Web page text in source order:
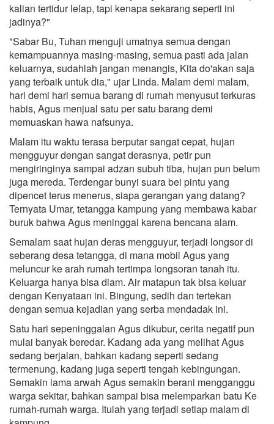
kalian tertidur lelap, tapi kenapa sekarang seperti ini
jadinya?"
"Sabar Bu, Tuhan menguji umatnya semua dengan
kemampuannya masing-masing, semua pasti ada jalan
keluarnya, sudahlah jangan menangis, Kita do'akan saja
yang terbaik untuk dia," ujar Linda. Malam demi malam,
hari demi hari semua barang di rumah menyusut terkuras
habis, Agus menjual satu per satu barang demi
memuaskan hawa nafsunya.
Malam itu waktu terasa berputar sangat cepat, hujan
mengguyur dengan sangat derasnya, petir pun
mengiringinya sampai adzan subuh tiba, hujan pun belum
juga mereda. Terdengar bunyi suara bei pintu yang
dipencet terus menerus, siapa gerangan yang datang?
Ternyata Umar, tetangga kampung yang membawa kabar
buruk bahwa Agus meninggal karena bencana alam.
Semalam saat hujan deras mengguyur, terjadi longsor di
seberang desa tetangga, di mana mobil Agus yang
meluncur ke arah rumah tertimpa longsoran tanah itu.
Keluarga hanya bisa diam. Air matapun tak bisa keluar
dengan Kenyataan ini. Bingung, sedih dan tertekan
dengan semua kejadian yang serba mendadak ini.
Satu hari sepeninggalan Agus dikubur, cerita negatif pun
mulai banyak beredar. Kadang ada yang melihat Agus
sedang berjalan, bahkan kadang seperti sedang
termenung, kadang juga seperti tengah kebingungan.
Semakin lama arwah Agus semakin berani mengganggu
warga sekitar, bahkan sampai bisa melemparkan batu Ke
rumah-rumah warga. Itulah yang terjadi setiap malam di